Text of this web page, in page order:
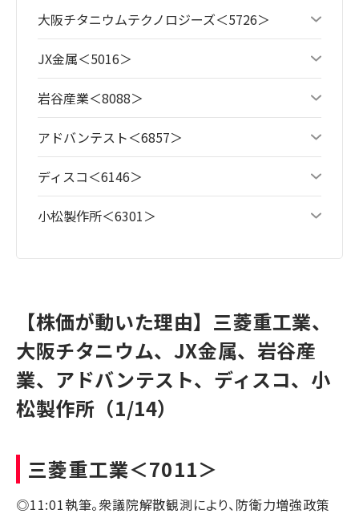
大阪チタニウムテクノロジーズ＜5726＞
JX金属＜5016＞
岩谷産業＜8088＞
アドバンテスト＜6857＞
ディスコ＜6146＞
小松製作所＜6301＞
【株価が動いた理由】三菱重工業、
大阪チタニウム、JX金属、岩谷産
業、アドバンテスト、ディスコ、小
松製作所（1/14）
三菱重工業＜7011＞
◎11:01執筆。衆議院解散観測により、防衛力増強政策